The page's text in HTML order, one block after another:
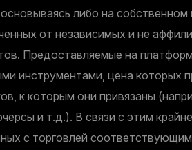
либо на
от независимых и не
Предоставляемые на
инструментами, цена которых
к которым они привязаны
и т.д.). В связи с этим
с торговлей